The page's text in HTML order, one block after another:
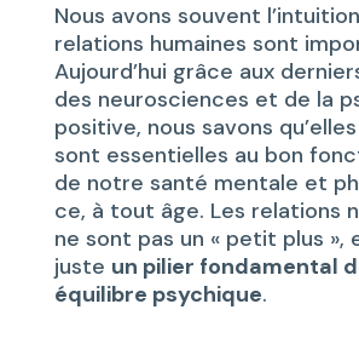
Nous avons souvent
relations humaines sont
Aujourd’hui grâce aux
des neurosciences et de la
positive, nous savons qu’elles
sont essentielles au bon
de notre santé mentale et
ce, à tout âge. Les relations
ne sont pas un « petit plus »,
juste un pilier fondamental
équilibre psychique.